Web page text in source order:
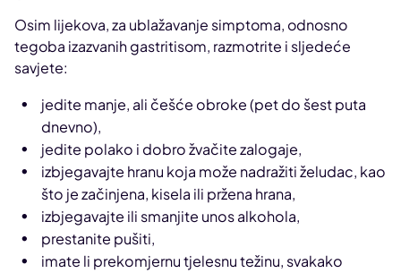
Osim lijekova, za ublažavanje simptoma, odnosno
tegoba izazvanih gastritisom, razmotrite i sljedeće
savjete:
jedite manje, ali češće obroke (pet do šest puta
dnevno),
jedite polako i dobro žvačite zalogaje,
izbjegavajte hranu koja može nadražiti želudac, kao
što je začinjena, kisela ili pržena hrana,
izbjegavajte ili smanjite unos alkohola,
prestanite pušiti,
imate li prekomjernu tjelesnu težinu, svakako